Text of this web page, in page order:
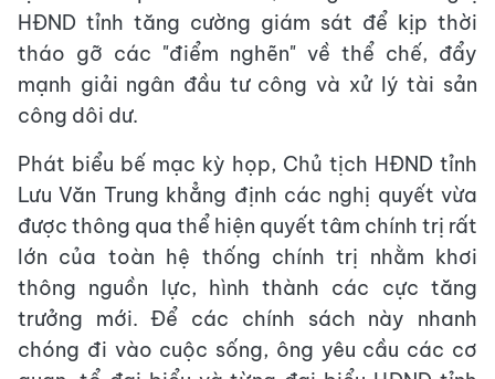
HĐND tỉnh tăng cường giám sát để kịp thời
tháo gỡ các "điểm nghẽn" về thể chế, đẩy
mạnh giải ngân đầu tư công và xử lý tài sản
công dôi dư.
Phát biểu bế mạc kỳ họp, Chủ tịch HĐND tỉnh
Lưu Văn Trung khẳng định các nghị quyết vừa
được thông qua thể hiện quyết tâm chính trị rất
lớn của toàn hệ thống chính trị nhằm khơi
thông nguồn lực, hình thành các cực tăng
trưởng mới. Để các chính sách này nhanh
chóng đi vào cuộc sống, ông yêu cầu các cơ